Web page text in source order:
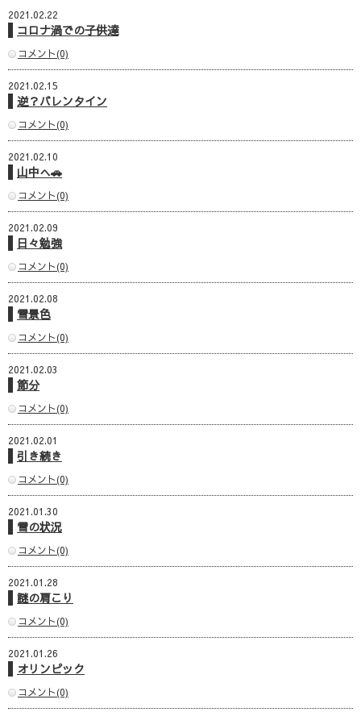
2021.02.22
コロナ渦での子供達
コメント(0)
2021.02.15
逆？バレンタイン
コメント(0)
2021.02.10
山中へ🚗
コメント(0)
2021.02.09
日々勉強
コメント(0)
2021.02.08
雪景色
コメント(0)
2021.02.03
節分
コメント(0)
2021.02.01
引き続き
コメント(0)
2021.01.30
雪の状況
コメント(0)
2021.01.28
謎の肩こり
コメント(0)
2021.01.26
オリンピック
コメント(0)